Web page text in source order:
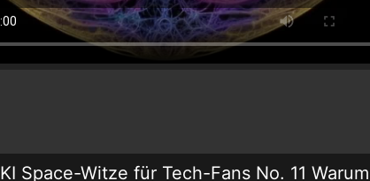
KI Space-Witze für Tech-Fans No. 11 Warum